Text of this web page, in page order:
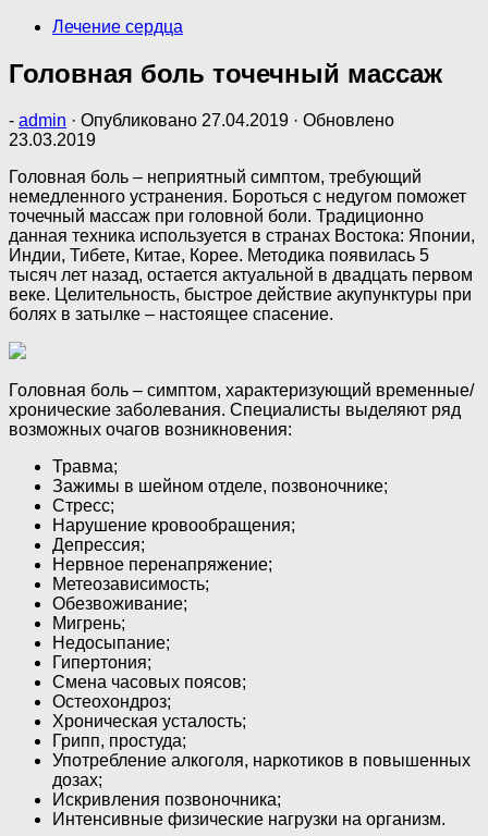
Лечение сердца
Головная боль точечный массаж
- admin · Опубликовано 27.04.2019 · Обновлено
23.03.2019
Головная боль – неприятный симптом, требующий
немедленного устранения. Бороться с недугом поможет
точечный массаж при головной боли. Традиционно
данная техника используется в странах Востока: Японии,
Индии, Тибете, Китае, Корее. Методика появилась 5
тысяч лет назад, остается актуальной в двадцать первом
веке. Целительность, быстрое действие акупунктуры при
болях в затылке – настоящее спасение.
Головная боль – симптом, характеризующий временные/
хронические заболевания. Специалисты выделяют ряд
возможных очагов возникновения:
Травма;
Зажимы в шейном отделе, позвоночнике;
Стресс;
Нарушение кровообращения;
Депрессия;
Нервное перенапряжение;
Метеозависимость;
Обезвоживание;
Мигрень;
Недосыпание;
Гипертония;
Смена часовых поясов;
Остеохондроз;
Хроническая усталость;
Грипп, простуда;
Употребление алкоголя, наркотиков в повышенных
дозах;
Искривления позвоночника;
Интенсивные физические нагрузки на организм.